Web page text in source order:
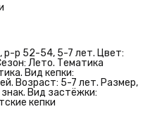
р-р 52-54, 5-7 лет. Цвет:
Лето. Тематика
Вид кепки:
Возраст: 5-7 лет. Размер,
Вид застёжки:
кепки